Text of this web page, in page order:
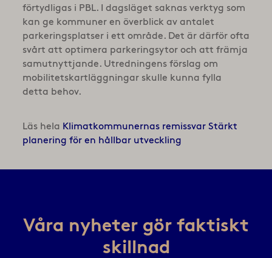
förtydligas i PBL. I dagsläget saknas verktyg som
kan ge kommuner en överblick av antalet
parkeringsplatser i ett område. Det är därför ofta
svårt att optimera parkeringsytor och att främja
samutnyttjande. Utredningens förslag om
mobilitetskartläggningar skulle kunna fylla
detta behov.
Läs hela Klimatkommunernas remissvar Stärkt
planering för en hållbar utveckling
Våra nyheter gör faktiskt
skillnad